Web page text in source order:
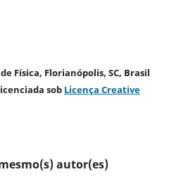
Física, Florianópolis, SC, Brasil
sob Licença Creative
autor(es)